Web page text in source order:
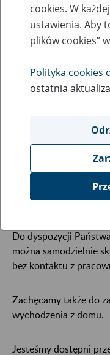
Przywrócenie
Inspektoracie
18
września
2020
klientów w II
Placówka będzie
godzinach, tj. od
poniedziałki –
Do dyspozycji
można samodzielnie
bez kontaktu z
Zachęcamy także do
wychodzenia z domu.
Jesteśmy dostępni
cookies. W
ustawienia. Aby
plików cookies”
Polityka cookies
ostatnia